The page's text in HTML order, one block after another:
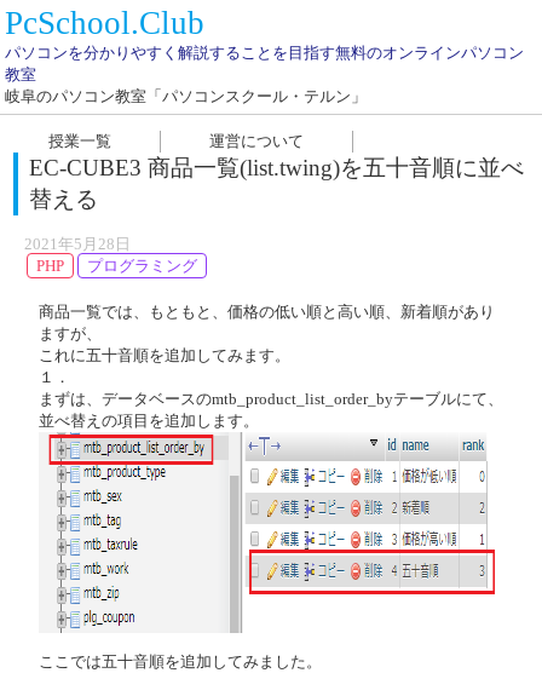
PcSchool.Club
パソコンを分かりやすく解説することを目指す無料のオンラインパソコン
教室
岐阜のパソコン教室「パソコンスクール・テルン」
授業一覧 運営について
EC-CUBE3 商品一覧(list.twing)を五十音順に並べ
替える
2021年5月28日
PHP
プログラミング
商品一覧では、もともと、価格の低い順と高い順、新着順があり
ますが、
これに五十音順を追加してみます。
１．
まずは、データベースのmtb_product_list_order_byテーブルにて、
並べ替えの項目を追加します。
ここでは五十音順を追加してみました。